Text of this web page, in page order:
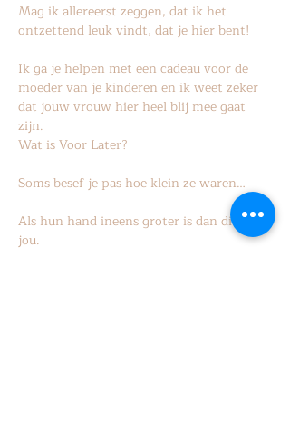
Mag ik allereerst zeggen, dat ik het
ontzettend leuk vindt, dat je hier bent!
Ik ga je helpen met een cadeau voor de
moeder van je kinderen en ik weet zeker
dat jouw vrouw hier heel blij mee gaat
zijn.
Wat is Voor Later?
Soms besef je pas hoe klein ze waren…
Als hun hand ineens groter is dan die van
jou.